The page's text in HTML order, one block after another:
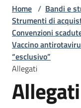
L'Agenzia
Bandi
Home / Bandi e
Strumenti di
Convenzioni
Vaccino
“esclusivo”
Allegati
Allegati